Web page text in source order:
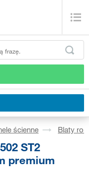
ścienne Blaty
ST2
premium